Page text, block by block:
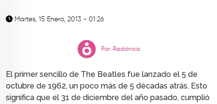
Martes, 15 Enero, 2013 - 01:26
Por: Radiónica
El primer sencillo de The Beatles fue lanzado el 5 de
octubre de 1962, un poco más de 5 décadas atrás. Esto
significa que el 31 de diciembre del año pasado, cumplió